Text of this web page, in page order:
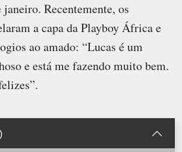
Recentemente, os
a capa da Playboy África e
ao amado: “Lucas é um
e está me fazendo muito bem.